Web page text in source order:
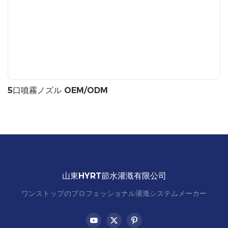
5口噴霧ノズル OEM/ODM
山東HYRT節水灌漑有限公司
ワンストップのプロフェッショナル灌漑システムメーカー